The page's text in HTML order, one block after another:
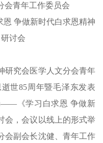
会青年工作委员会
恩 争做新时代白求恩精神
讨会
研究会医学人文分会青年
世85周年暨毛泽东发表
——《学习白求恩 争做新
会，会议以线上的形式举
会副会长沈健、青年工作